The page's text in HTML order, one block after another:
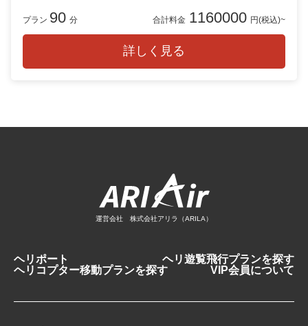
プラン 90 分 合計料金 1160000 円(税込)~
詳しく見る
運営会社 株式会社アリラ（ARILA）
ヘリポート
ヘリ遊覧飛行プランを探す
ヘリコプター移動プランを探す
VIP会員について